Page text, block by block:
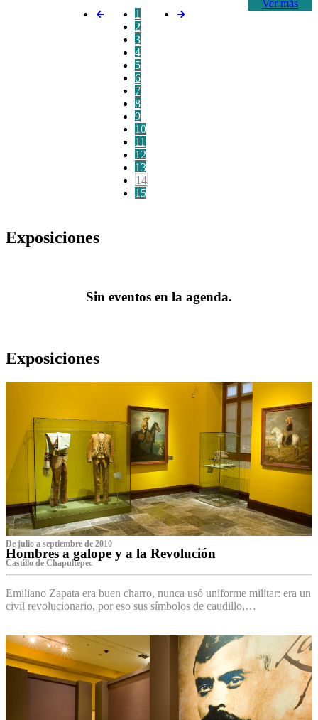
Ver más
1
2
3
4
5
6
7
8
9
10
11
12
13
14
15
Exposiciones
Sin eventos en la agenda.
Exposiciones
De julio a septiembre de 2010
Hombres a galope y a la Revolución
Castillo de Chapultepec
Emiliano Zapata era buen charro, nunca usó uniforme militar: era un
civil revolucionario, por eso sus símbolos de caudillo,…